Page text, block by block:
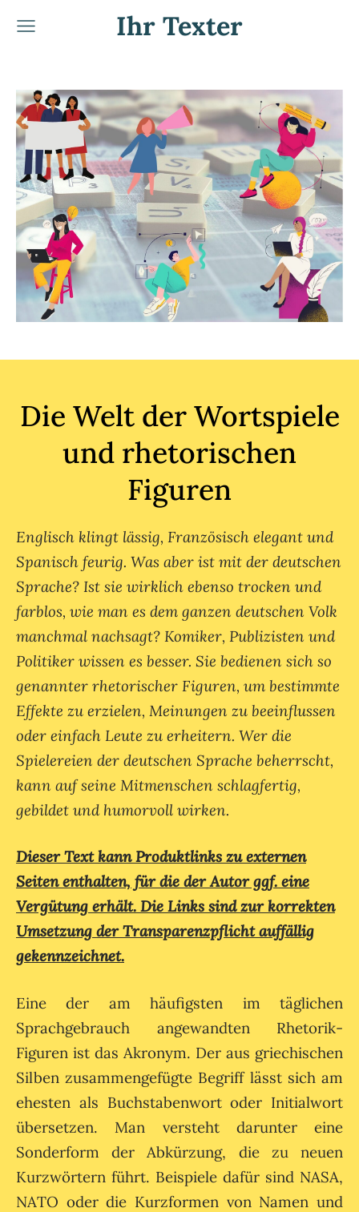
Ihr Texter
Die Welt der Wortspiele
und rhetorischen
Figuren
Englisch klingt lässig, Französisch elegant und
Spanisch feurig. Was aber ist mit der deutschen
Sprache? Ist sie wirklich ebenso trocken und
farblos, wie man es dem ganzen deutschen Volk
manchmal nachsagt? Komiker, Publizisten und
Politiker wissen es besser. Sie bedienen sich so
genannter rhetorischer Figuren, um bestimmte
Effekte zu erzielen, Meinungen zu beeinflussen
oder einfach Leute zu erheitern. Wer die
Spielereien der deutschen Sprache beherrscht,
kann auf seine Mitmenschen schlagfertig,
gebildet und humorvoll wirken.
Dieser Text kann Produktlinks zu externen
Seiten enthalten, für die der Autor ggf. eine
Vergütung erhält. Die Links sind zur korrekten
Umsetzung der Transparenzpflicht auffällig
gekennzeichnet.
Eine der am häufigsten im täglichen
Sprachgebrauch angewandten Rhetorik-
Figuren ist das Akronym. Der aus griechischen
Silben zusammengefügte Begriff lässt sich am
ehesten als Buchstabenwort oder Initialwort
übersetzen. Man versteht darunter eine
Sonderform der Abkürzung, die zu neuen
Kurzwörtern führt. Beispiele dafür sind NASA,
NATO oder die Kurzformen von Namen und